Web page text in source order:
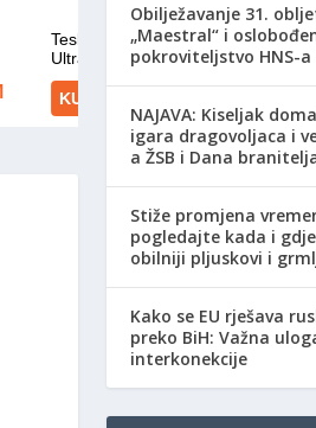
Obilježavanje 31.
„Maestral“ i
pokroviteljstvo HNS-a
NAJAVA: Kiseljak
igara dragovoljaca i
a ŽSB i Dana
Stiže promjena
pogledajte kada i
obilniji pljuskovi i
Kako se EU rješava
preko BiH: Važna
interkonekcije